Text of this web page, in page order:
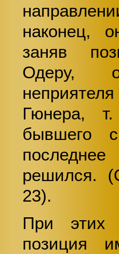
наконец,
заняв
Одеру,
Гюнера,
бывшего
23).
При этих
позиция